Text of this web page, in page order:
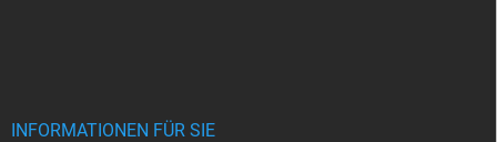
INFORMATIONEN FÜR SIE